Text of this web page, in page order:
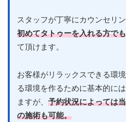
スタッフが丁寧にカウンセリ
初めてタトゥーを入れる方で
て頂けます。
お客様がリラックスできる環
る環境を作るために基本的に
ますが、 予約状況によっては
の施術も可能。